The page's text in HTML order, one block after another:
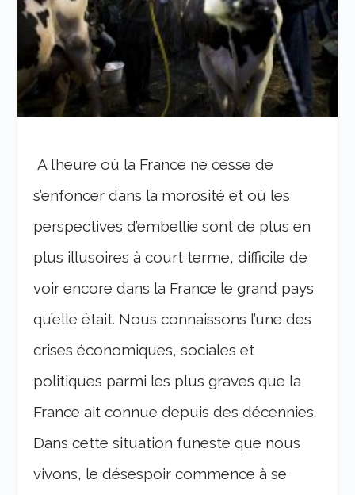
A l’heure où la France ne cesse de
s’enfoncer dans la morosité et où les
perspectives d’embellie sont de plus en
plus illusoires à court terme, difficile de
voir encore dans la France le grand pays
qu’elle était. Nous connaissons l’une des
crises économiques, sociales et
politiques parmi les plus graves que la
France ait connue depuis des décennies.
Dans cette situation funeste que nous
vivons, le désespoir commence à se